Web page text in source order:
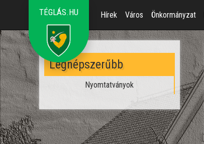
TÉGLÁS.HU Hírek Város Önkormányzat
Legnépszerűbb
Nyomtatványok